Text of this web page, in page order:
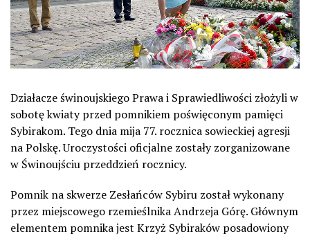
Działacze świnoujskiego Prawa i Sprawiedliwości złożyli w
sobotę kwiaty przed pomnikiem poświęconym pamięci
Sybirakom. Tego dnia mija 77. rocznica sowieckiej agresji
na Polskę. Uroczystości oficjalne zostały zorganizowane
w Świnoujściu przeddzień rocznicy.
Pomnik na skwerze Zesłańców Sybiru został wykonany
przez miejscowego rzemieślnika Andrzeja Górę. Głównym
elementem pomnika jest Krzyż Sybiraków posadowiony